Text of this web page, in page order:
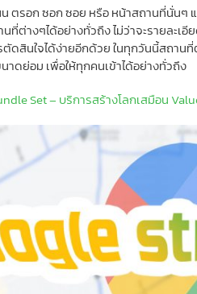
ตรอก ซอก ซอย หรือ หน้าสถานที่นั่น
ที่ต่างๆได้อย่างทั่วถึง ไม่ว่าจะรายล
ดสินใจได้ง่ายอีกด้วย ในทุกวันนี้สถา
ดย่อม เพื่อให้ทุกคนเข้าได้อย่างทั่วถึง
Set – บริการสร้างโลกเสมือน